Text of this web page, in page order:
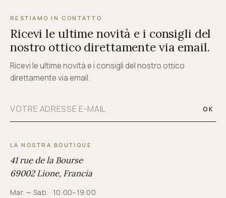
RESTIAMO IN CONTATTO
Ricevi le ultime novità e i consigli del
nostro ottico direttamente via email.
Ricevi le ultime novità e i consigli del nostro ottico
direttamente via email.
OK
LA NOSTRA BOUTIQUE
41 rue de la Bourse
69002 Lione, Francia
Mar. — Sab. · 10:00–19:00